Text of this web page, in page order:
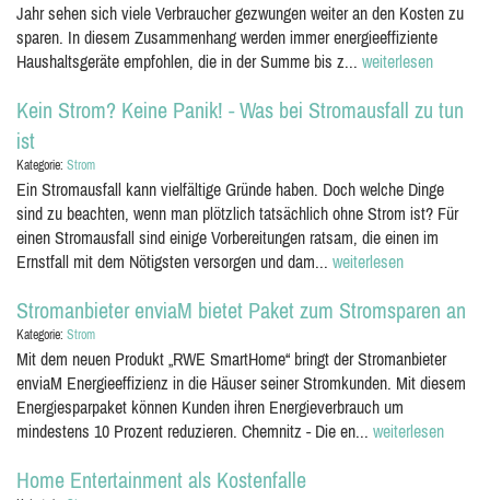
Jahr sehen sich viele Verbraucher gezwungen weiter an den Kosten zu
sparen. In diesem Zusammenhang werden immer energieeffiziente
Haushaltsgeräte empfohlen, die in der Summe bis z... weiterlesen
Kein Strom? Keine Panik! - Was bei Stromausfall zu tun
ist
Kategorie: Strom
Ein Stromausfall kann vielfältige Gründe haben. Doch welche Dinge
sind zu beachten, wenn man plötzlich tatsächlich ohne Strom ist? Für
einen Stromausfall sind einige Vorbereitungen ratsam, die einen im
Ernstfall mit dem Nötigsten versorgen und dam... weiterlesen
Stromanbieter enviaM bietet Paket zum Stromsparen an
Kategorie: Strom
Mit dem neuen Produkt „RWE SmartHome“ bringt der Stromanbieter
enviaM Energieeffizienz in die Häuser seiner Stromkunden. Mit diesem
Energiesparpaket können Kunden ihren Energieverbrauch um
mindestens 10 Prozent reduzieren. Chemnitz - Die en... weiterlesen
Home Entertainment als Kostenfalle